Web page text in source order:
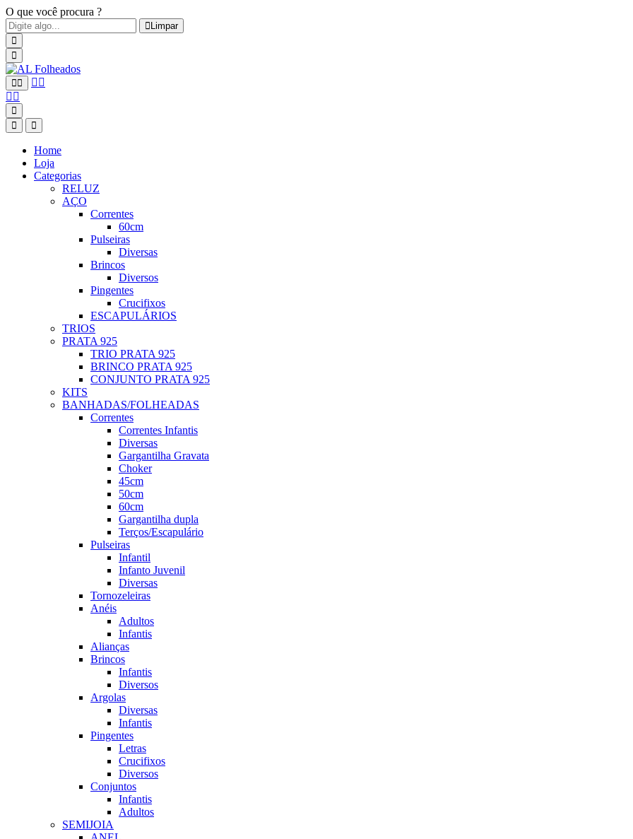
O que você procura ?
Limpar
Home
Loja
Categorias
RELUZ
AÇO
Correntes
60cm
Pulseiras
Diversas
Brincos
Diversos
Pingentes
Crucifixos
ESCAPULÁRIOS
TRIOS
PRATA 925
TRIO PRATA 925
BRINCO PRATA 925
CONJUNTO PRATA 925
KITS
BANHADAS/FOLHEADAS
Correntes
Correntes Infantis
Diversas
Gargantilha Gravata
Choker
45cm
50cm
60cm
Gargantilha dupla
Terços/Escapulário
Pulseiras
Infantil
Infanto Juvenil
Diversas
Tornozeleiras
Anéis
Adultos
Infantis
Alianças
Brincos
Infantis
Diversos
Argolas
Diversas
Infantis
Pingentes
Letras
Crucifixos
Diversos
Conjuntos
Infantis
Adultos
SEMIJOIA